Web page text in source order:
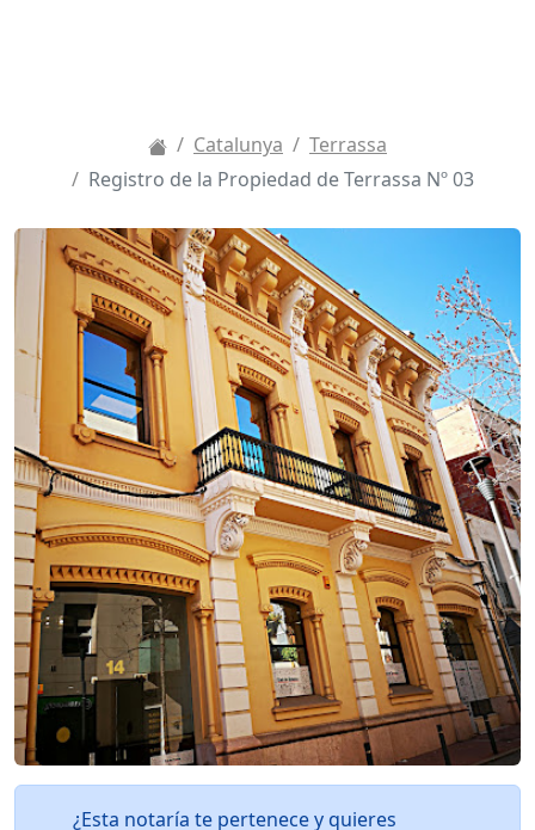
Catalunya
Terrassa
Registro de la Propiedad de Terrassa Nº 03
¿Esta notaría te pertenece y quieres